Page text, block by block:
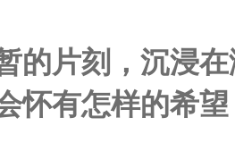
的片刻，沉浸
怀有怎样的希